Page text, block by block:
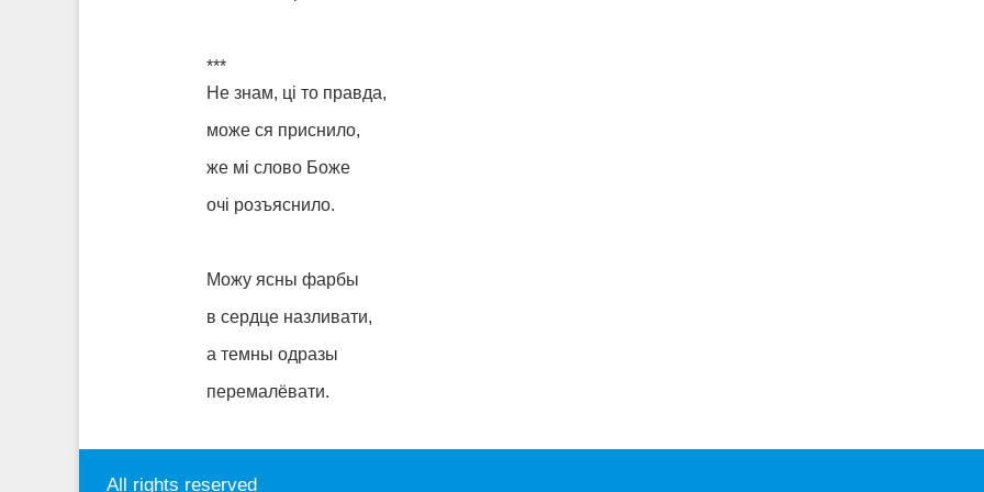
***
Не знам, ці то правда,
може ся приснило,
же мі слово Боже
очі розъяснило.
Можу ясны фарбы
в сердце назливати,
а темны одразы
перемалёвати.
All rights reserved